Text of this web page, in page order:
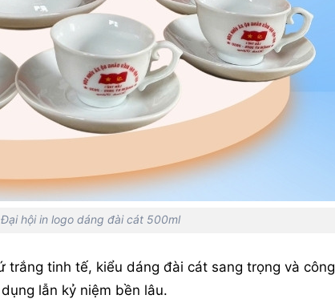
hội in logo dáng đài cát 500ml
trắng tinh tế, kiểu dáng đài cát sang trọng và công
lẫn kỷ niệm bền lâu.